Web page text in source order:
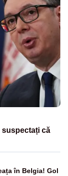
suspectați că
în Belgia! Gol